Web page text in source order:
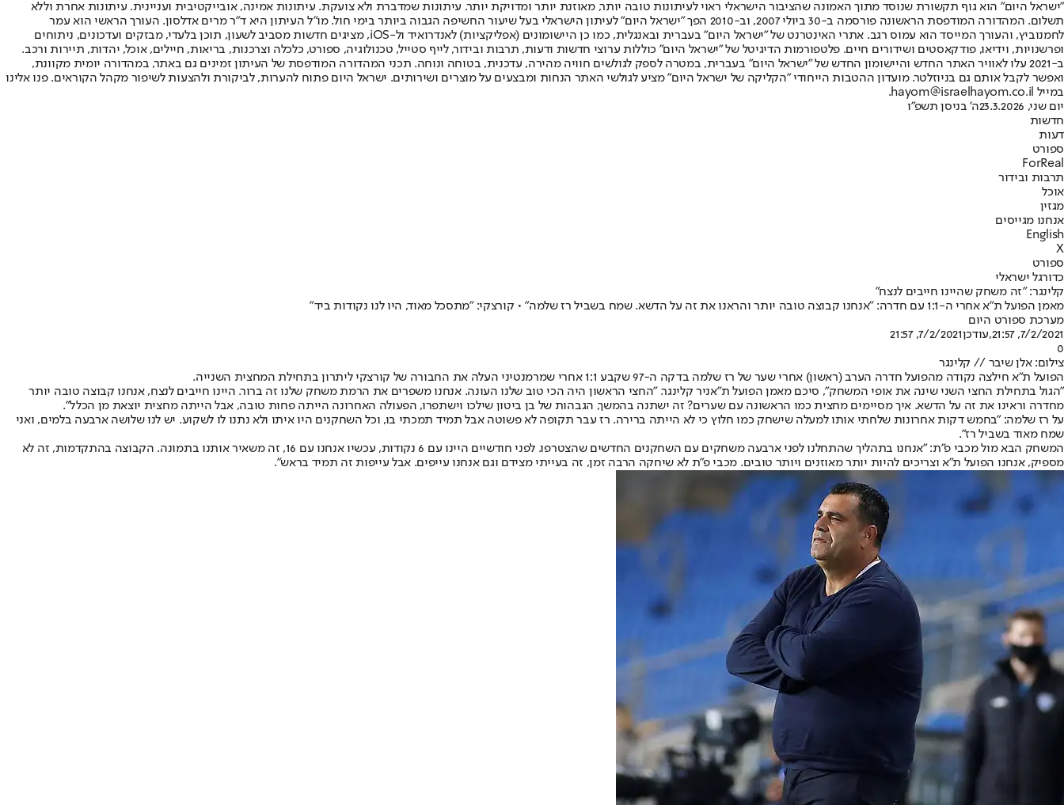
"ישראל היום" הוא גוף תקשורת שנוסד מתוך האמונה שהציבור הישראלי ראוי לעיתונות טובה יותר, מאוזנת יותר ומדויקת יותר. עיתונות שמדברת ולא צועקת. עיתונות אמינה, אובייקטיבית ועניינית. עיתונות אחרת וללא
תשלום. המהדורה המודפסת הראשונה פורסמה ב-30 ביולי 2007, וב-2010 הפך "ישראל היום" לעיתון הישראלי בעל שיעור החשיפה הגבוה ביותר בימי חול. מו"ל העיתון היא ד"ר מרים אדלסון. העורך הראשי הוא עמר
לחמנוביץ, והעורך המייסד הוא עמוס רגב. אתרי האינטרנט של "ישראל היום" בעברית ובאנגלית, כמו כן היישומונים (אפליקציות) לאנדרואיד ול-iOS, מציגים חדשות מסביב לשעון, תוכן בלעדי, מבזקים ועדכונים, ניתוחים
ופרשנויות, וידיאו, פודקאסטים ושידורים חיים. פלטפורמות הדיגיטל של "ישראל היום" כוללות ערוצי חדשות ודעות, תרבות ובידור, לייף סטייל, טכנולוגיה, ספורט, כלכלה וצרכנות, בריאות, חיילים, אוכל, יהדות, תיירות ורכב.
ב-2021 עלו לאוויר האתר החדש והיישומון החדש של "ישראל היום" בעברית, במטרה לספק לגולשים חוויה מהירה, עדכנית, בטוחה ונוחה. תכני המהדורה המודפסת של העיתון זמינים גם באתר, במהדורה יומית מקוונת,
ואפשר לקבל אותם גם בניוזלטר. מועדון ההטבות הייחודי "הקליקה של ישראל היום" מציע לגולשי האתר הנחות ומבצעים על מוצרים ושירותים. ישראל היום פתוח להערות, לביקורת ולהצעות לשיפור מקהל הקוראים. פנו אלינו
במייל hayom@israelhayom.co.il.
יום שני, 23.3.2026
ה' בניסן תשפ"ו
חדשות
דעות
ספורט
ForReal
תרבות ובידור
אוכל
מגזין
אנחנו מגייסים
English
X
ספורט
כדורגל ישראלי
קלינגר: "זה משחק שהיינו חייבים לנצח"
מאמן הפועל ת"א אחרי ה-1:1 עם חדרה: "אנחנו קבוצה טובה יותר והראנו את זה על הדשא. שמח בשביל רז שלמה" • קורצקי: "מתסכל מאוד, היו לנו נקודות ביד"
מערכת ספורט היום
7/2/2021, 21:57
,עודכן7/2/2021, 21:57
0
צילום: אלן שיבר // קלינגר
הפועל ת"א חילצה נקודה מהפועל חדרה הערב (ראשון) אחרי שער של רז שלמה בדקה ה-97 שקבע 1:1 אחרי שמרמנטיני העלה את החבורה של קורצקי ליתרון בתחילת המחצית השנייה.
"הגול בתחילת החצי השני שינה את אופי המשחק", סיכם מאמן הפועל ת"אניר קלינגר. "החצי הראשון היה הכי טוב שלנו העונה. אנחנו משפרים את הרמת משחק שלנו זה ברור. היינו חייבים לנצח, אנחנו קבוצה טובה יותר
מחדרה וראינו את זה על הדשא. איך מסיימים מחצית כמו הראשונה עם שערים? זה ישתנה בהמשך, הגבהות של בן ביטון שילכו וישתפרו, הפעולה האחרונה הייתה פחות טובה, אבל הייתה מחצית יוצאת מן הכלל".
על רז שלמה: "בחמש דקות אחרונות שלחתי אותו למעלה שישחק כמו חלוץ כי לא הייתה ברירה. רז עבר תקופה לא פשוטה אבל תמיד תמכתי בו, וכל השחקנים היו איתו ולא נתנו לו לשקוע. יש לנו שלושה ארבעה בלמים, ואני
שמח מאוד בשביל רז".
המשחק הבא מול מכבי פ"ת: "אנחנו בתהליך שהתחלנו לפני ארבעה משחקים עם השחקנים החדשים שהצטרפו. לפני חודשיים היינו עם 6 נקודות, עכשיו אנחנו עם 16, זה משאיר אותנו בתמונה. הקבוצה בהתקדמות, זה לא
מספיק, אנחנו הפועל ת"א וצריכים להיות יותר מאוזנים ויותר טובים. מכבי פ"ת לא שיחקה הרבה זמן, זה בעייתי מצידם וגם אנחנו עייפים. אבל עייפות זה תמיד בראש".